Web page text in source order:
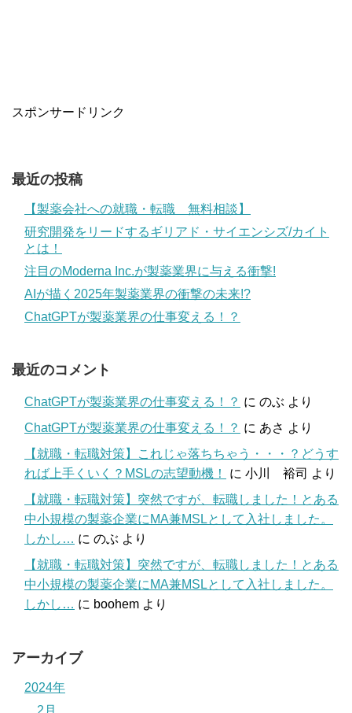
スポンサードリンク
最近の投稿
【製薬会社への就職・転職 無料相談】
研究開発をリードするギリアド・サイエンシズ/カイト
とは！
注目のModerna Inc.が製薬業界に与える衝撃!
AIが描く2025年製薬業界の衝撃の未来!?
ChatGPTが製薬業界の仕事変える！？
最近のコメント
ChatGPTが製薬業界の仕事変える！？ に のぶ より
ChatGPTが製薬業界の仕事変える！？ に あさ より
【就職・転職対策】これじゃ落ちちゃう・・・？どうす
れば上手くいく？MSLの志望動機！
に 小川 裕司 より
【就職・転職対策】突然ですが、転職しました！とある
中小規模の製薬企業にMA兼MSLとして入社しました。
しかし… に のぶ より
【就職・転職対策】突然ですが、転職しました！とある
中小規模の製薬企業にMA兼MSLとして入社しました。
しかし… に boohem より
アーカイブ
2024年